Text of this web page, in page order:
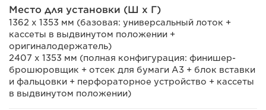
Место для установки (Ш x Г)
1362 x 1353 мм (базовая: универсальный лоток +
кассеты в выдвинутом положении +
оригиналодержатель)
2407 x 1353 мм (полная конфигурация: финишер-
брошюровщик + отсек для бумаги A3 + блок вставки
и фальцовки + перфораторное устройство + кассеты
в выдвинутом положении)